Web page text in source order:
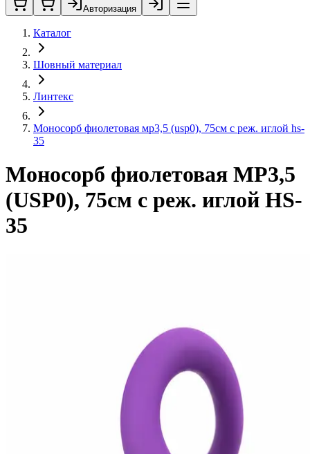
Авторизация
Каталог
Шовный материал
Линтекс
Моносорб фиолетовая мр3,5 (usp0), 75см с реж. иглой hs-
35
Моносорб фиолетовая МР3,5
(USP0), 75см с реж. иглой HS-
35